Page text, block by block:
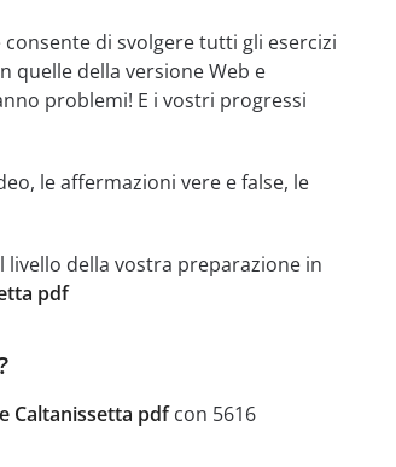
di svolgere tutti gli esercizi
quelle della versione Web e
problemi! E i vostri progressi
le affermazioni vere e false, le
della vostra preparazione in
pdf
Caltanissetta pdfcon 5616